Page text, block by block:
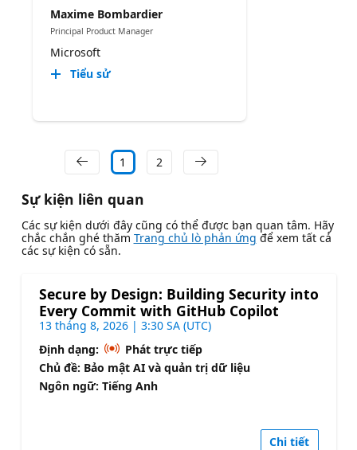
Maxime Bombardier
Principal Product Manager
Microsoft
Tiểu sử
1 2
Sự kiện liên quan
Các sự kiện dưới đây cũng có thể được bạn quan tâm. Hãy
chắc chắn ghé thăm Trang chủ lò phản ứng để xem tất cả
các sự kiện có sẵn.
Secure by Design: Building Security into
Every Commit with GitHub Copilot
13 tháng 8, 2026 | 3:30 SA (UTC)
Định dạng:
Phát trực tiếp
Chủ đề: Bảo mật AI và quản trị dữ liệu
Ngôn ngữ: Tiếng Anh
Chi tiết